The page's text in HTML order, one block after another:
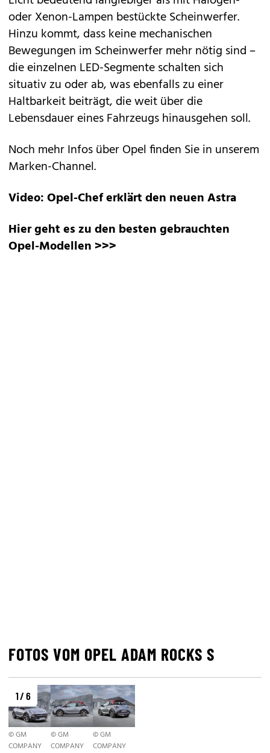
oder Xenon-Lampen bestückte Scheinwerfer.
Hinzu kommt, dass keine mechanischen
Bewegungen im Scheinwerfer mehr nötig sind –
die einzelnen LED-Segmente schalten sich
situativ zu oder ab, was ebenfalls zu einer
Haltbarkeit beiträgt, die weit über die
Lebensdauer eines Fahrzeugs hinausgehen soll.
Noch mehr Infos über Opel finden Sie in unserem
Marken-Channel.
Video: Opel-Chef erklärt den neuen Astra
Hier geht es zu den besten gebrauchten
Opel-Modellen >>>
FOTOS VOM OPEL ADAM ROCKS S
1 / 6
© GM
COMPANY
© GM
COMPANY
© GM
COMPANY